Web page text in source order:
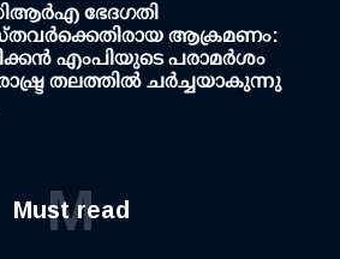
ഭേദഗതി
ആക്രമണം:
എംപിയുടെ പരാമർശം
തലത്തിൽ ചർച്ചയാകുന്നു
Must read
M